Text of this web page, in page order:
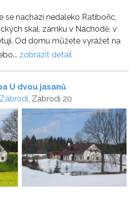
se nachází nedaleko Ratibořic,
skal, zámku v Náchodě, v
Od domu můžete vyrážet na
zobrazit detail
U dvou jasanů
Zábrodí, Zábrodí 20